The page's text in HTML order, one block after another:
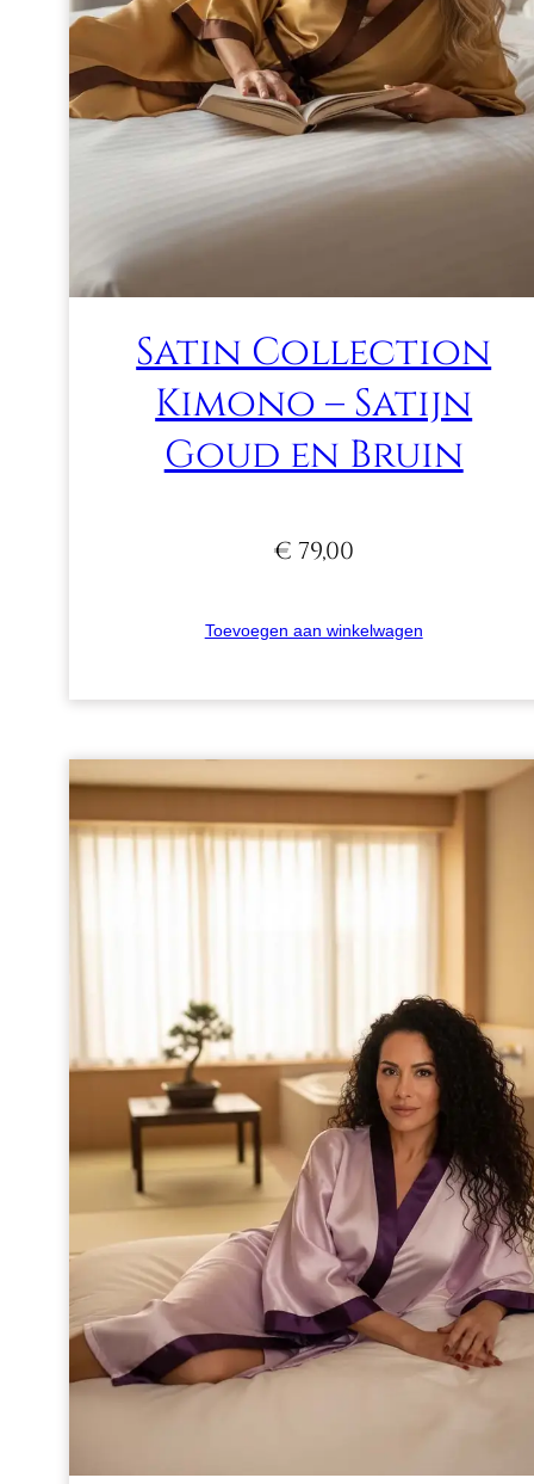
Satin Collection
Kimono – Satijn
Goud en Bruin
€ 79,00
Toevoegen aan winkelwagen